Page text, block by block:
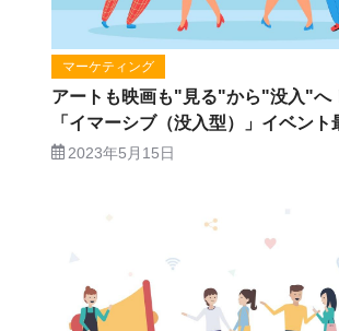
マーケティング
アートも映画も"見る"から"没入"
「イマーシブ（没入型）」イベント
2023年5月15日